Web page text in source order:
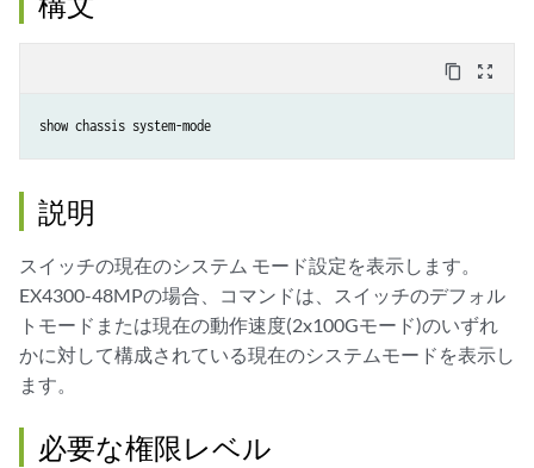
content_copy zoom_out_map
説明
スイッチの現在のシステム モード設定を表示します。
EX4300-48MPの場合、コマンドは、スイッチのデフォル
トモードまたは現在の動作速度(2x100Gモード)のいずれ
かに対して構成されている現在のシステムモードを表示し
ます。
必要な権限レベル